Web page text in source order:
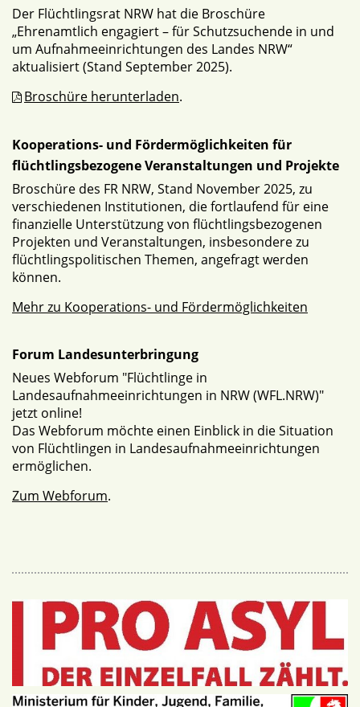
Der Flüchtlingsrat NRW hat die Broschüre
„Ehrenamtlich engagiert – für Schutzsuchende in und
um Aufnahmeeinrichtungen des Landes NRW“
aktualisiert (Stand September 2025).
Broschüre herunterladen.
Kooperations- und Fördermöglichkeiten für
flüchtlingsbezogene Veranstaltungen und Projekte
Broschüre des FR NRW, Stand November 2025, zu
verschiedenen Institutionen, die fortlaufend für eine
finanzielle Unterstützung von flüchtlingsbezogenen
Projekten und Veranstaltungen, insbesondere zu
flüchtlingspolitischen Themen, angefragt werden
können.
Mehr zu Kooperations- und Fördermöglichkeiten
Forum Landesunterbringung
Neues Webforum "Flüchtlinge in
Landesaufnahmeeinrichtungen in NRW (WFL.NRW)"
jetzt online!
Das Webforum möchte einen Einblick in die Situation
von Flüchtlingen in Landesaufnahmeeinrichtungen
ermöglichen.
Zum Webforum.